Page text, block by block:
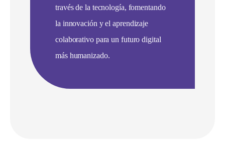
través de la tecnología, fomentando
la innovación y el aprendizaje
colaborativo para un futuro digital
más humanizado.